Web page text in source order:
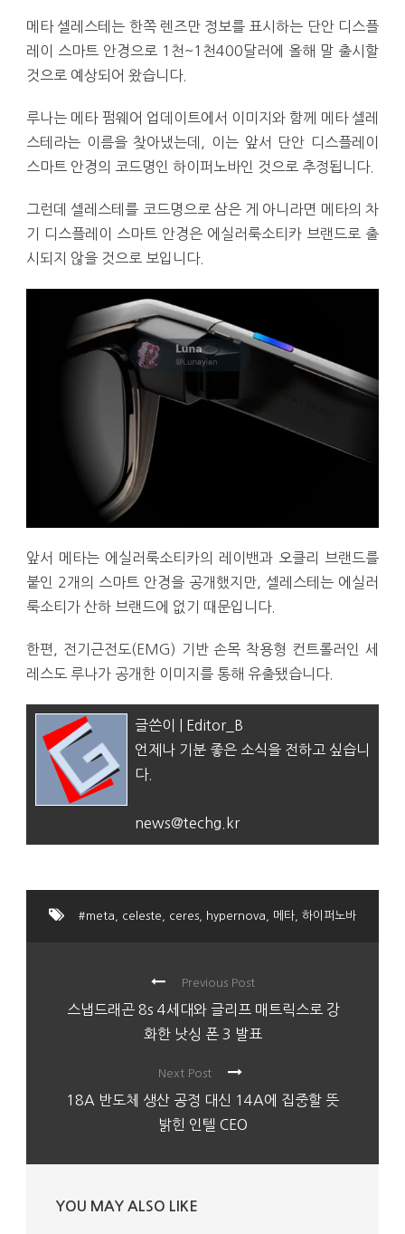
메타 셀레스테는 한쪽 렌즈만 정보를 표시하는 단안 디스플
레이 스마트 안경으로 1천~1천400달러에 올해 말 출시할
것으로 예상되어 왔습니다.
루나는 메타 펌웨어 업데이트에서 이미지와 함께 메타 셀레
스테라는 이름을 찾아냈는데, 이는 앞서 단안 디스플레이
스마트 안경의 코드명인 하이퍼노바인 것으로 추정됩니다.
그런데 셀레스테를 코드명으로 삼은 게 아니라면 메타의 차
기 디스플레이 스마트 안경은 에실러룩소티카 브랜드로 출
시되지 않을 것으로 보입니다.
앞서 메타는 에실러룩소티카의 레이밴과 오클리 브랜드를
붙인 2개의 스마트 안경을 공개했지만, 셀레스테는 에실러
룩소티가 산하 브랜드에 없기 때문입니다.
한편, 전기근전도(EMG) 기반 손목 착용형 컨트롤러인 세
레스도 루나가 공개한 이미지를 통해 유출됐습니다.
글쓴이 | Editor_B
언제나 기분 좋은 소식을 전하고 싶습니
다.
news@techg.kr
#meta celeste ceres hypernova 메타 하이퍼노바
Previous Post
스냅드래곤 8s 4세대와 글리프 매트릭스로 강
화한 낫싱 폰 3 발표
Next Post
18A 반도체 생산 공정 대신 14A에 집중할 뜻
밝힌 인텔 CEO
YOU MAY ALSO LIKE